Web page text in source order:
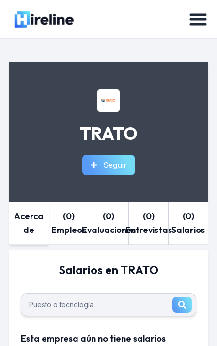
TRATO
Seguir
Acerca
de
(0)
Empleos
(0)
Evaluaciones
(0)
Entrevistas
(0)
Salarios
Salarios en TRATO
Esta empresa aún no tiene salarios